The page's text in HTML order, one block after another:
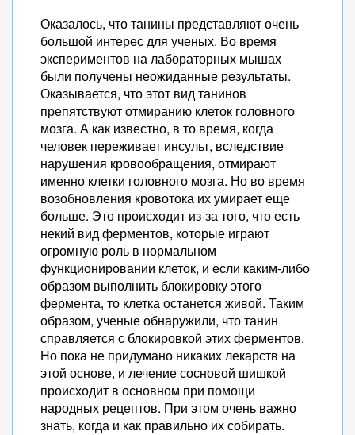
Оказалось, что танины представляют очень
большой интерес для ученых. Во время
экспериментов на лабораторных мышах
были получены неожиданные результаты.
Оказывается, что этот вид танинов
препятствуют отмиранию клеток головного
мозга. А как известно, в то время, когда
человек переживает инсульт, вследствие
нарушения кровообращения, отмирают
именно клетки головного мозга. Но во время
возобновления кровотока их умирает еще
больше. Это происходит из-за того, что есть
некий вид ферментов, которые играют
огромную роль в нормальном
функционировании клеток, и если каким-либо
образом выполнить блокировку этого
фермента, то клетка останется живой. Таким
образом, ученые обнаружили, что танин
справляется с блокировкой этих ферментов.
Но пока не придумано никаких лекарств на
этой основе, и лечение сосновой шишкой
происходит в основном при помощи
народных рецептов. При этом очень важно
знать, когда и как правильно их собирать.